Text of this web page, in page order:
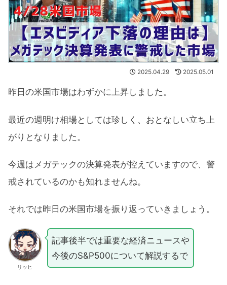
2025.04.29 2025.05.01
昨日の米国市場はわずかに上昇しました。
最近の週明け相場としては珍しく、おとなしい立ち上
がりとなりました。
今週はメガテックの決算発表が控えていますので、警
戒されているのかも知れませんね。
それでは昨日の米国市場を振り返っていきましょう。
リッヒ
記事後半では重要な経済ニュースや
今後のS&P500について解説するで